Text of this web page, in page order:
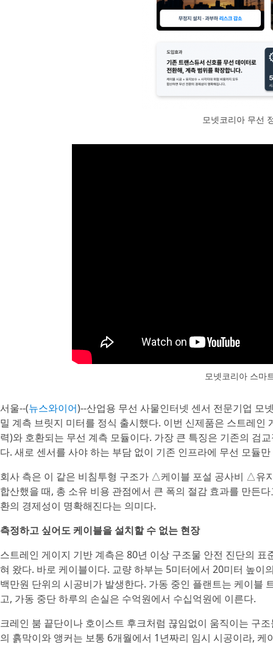
모넷코리아 무선
모넷코리아 스마
서울--(뉴스와이어)--산업용 무선 사물인터넷 센서 전문기업
밀 계측 브릿지 미터를 정식 출시했다. 이번 신제품은 스트레
력)와 호환되는 무선 계측 모듈이다. 가장 큰 특징은 기존의 검
다. 새로 센서를 사야 하는 부담 없이 기존 인프라에 무선 모듈
회사 측은 이 같은 비침투형 구조가 △케이블 포설 공사비 △유
합산했을 때, 총 소유 비용 관점에서 큰 폭의 절감 효과를 만든
환의 경제성이 명확해진다는 의미다.
측정하고 싶어도 케이블을 설치할 수 없는 현장
스트레인 게이지 기반 계측은 80년 이상 구조물 안전 진단의
혀 왔다. 바로 케이블이다. 교량 하부는 5미터에서 20미터 높
백만원 단위의 시공비가 발생한다. 가동 중인 플랜트는 케이블
고, 가동 중단 하루의 손실은 수억원에서 수십억원에 이른다.
크레인 붐 끝단이나 호이스트 후크처럼 끊임없이 움직이는 구
의 흙막이와 앵커는 보통 6개월에서 1년짜리 임시 시공이라,